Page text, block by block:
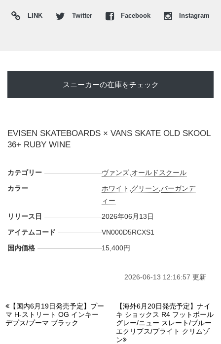
LINK Twitter Facebook Instagram
スニーカーの在庫をチェック
EVISEN SKATEBOARDS × VANS SKATE OLD SKOOL
36+ RUBY WINE
カテゴリー ヴァンズ オールドスクール
カラー
ホワイト グリーン ,バーガンデ
ィー
リリース日
2026年06月13日
アイテムコード
VN000D5RCXS1
国内価格
15,400円
2026-06-13 12:16:57 更新
【国内6月19日発売予定】プー
マ H-ストリート OG インキー
デプス/プーマ ブラック
【海外6月20日発売予定】ナイ
キ ショックス R4 フットボール
グレー/ニュー スレート/ブルー
エクリプス/ブライト クリムゾ
ン